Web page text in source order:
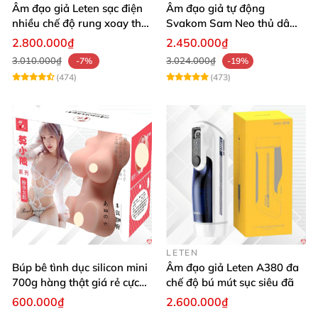
Âm đạo giả Leten sạc điện
nhiều chế độ rung xoay thụt
rên rỉ
2.800.000₫
3.010.000₫
-7%
(474)
Âm đạo giả tự động
Svakom Sam Neo thủ dâm
rung mút app điện thoại
2.450.000₫
3.024.000₫
-19%
(473)
Búp bê tình dục silicon mini
700g hàng thật giá rẻ cực
sướng
600.000₫
LETEN
Âm đạo giả Leten A380 đa
chế độ bú mút sục siêu đã
2.600.000₫